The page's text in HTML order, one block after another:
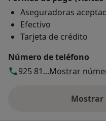
Aseguradoras
Efectivo
Tarjeta de crédito
Número de teléfono
925 81...Mostrar
Mostrar